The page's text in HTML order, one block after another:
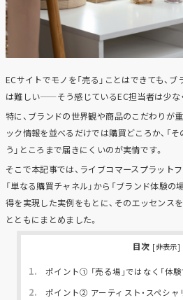
ECサイトでモノを「売る」ことはできても、ブ
は難しい——そう感じているEC担当者は少な
特に、ブランドの世界観や商品のこだわりが
ック情報を並べるだけでは購買どころか、「
う」ところまで届きにくいのが実情です。
そこで本記事では、ライブコマースプラット
「単なる購買チャネル」から「ブランド体験の
得を実現した実例をもとに、そのエッセンス
とともにまとめました。
目次 [非表示]
1. ポイント① 「売る場」ではなく「体
2.
ポイント② アーティスト・スペシ